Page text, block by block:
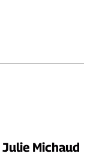
Julie Michaud